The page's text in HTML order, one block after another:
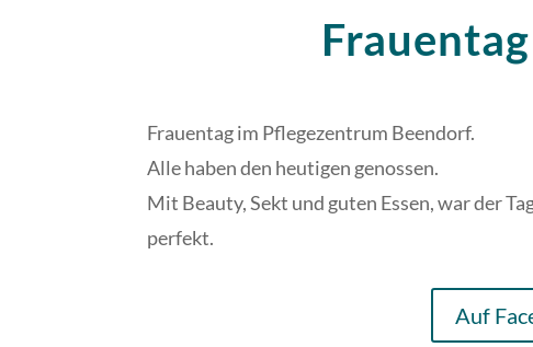
Frauentag
Frauentag im Pflegezentrum Beendorf.
Alle haben den heutigen genossen.
Mit Beauty, Sekt und guten Essen, war der
perfekt.
Auf